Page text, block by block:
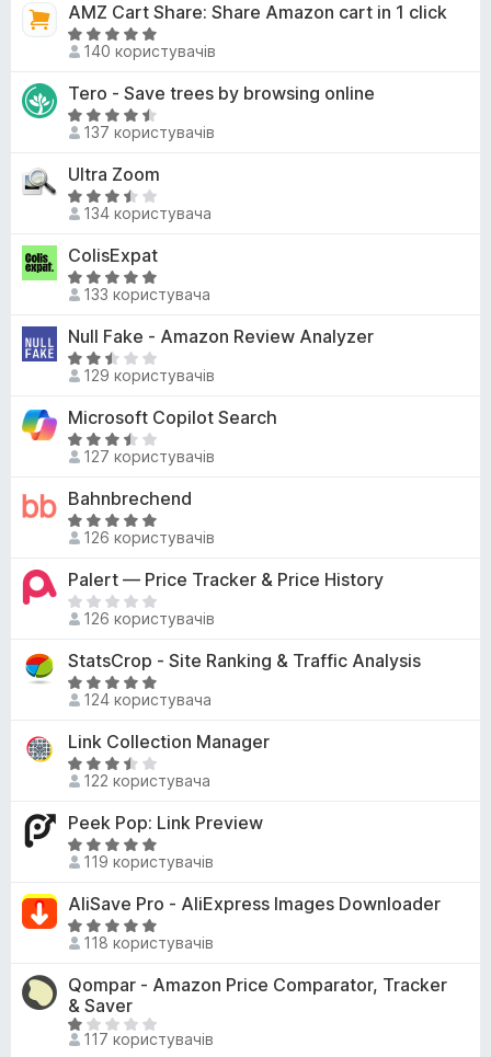
5
з
5
н
к
5
з
5
AMZ Cart Share: Share Amazon cart in 1 click
О
ц
і
н
к
5
з
5
140 користувачів
Tero - Save trees by browsing online
О
ц
і
н
к
4
,
4
5
137 користувачів
Ultra Zoom
О
ц
н
к
3
,
3
5
134 користувача
ColisExpat
О
ц
і
н
к
5
з
5
133 користувача
Null Fake - Amazon Review Analyzer
О
ц
і
н
к
2
,
5
5
129 користувачів
Microsoft Copilot Search
О
ц
і
н
к
3
,
7
5
127 користувачів
Bahnbrechend
О
ц
і
н
к
5
з
5
126 користувачів
Palert — Price Tracker & Price History
Щ
е
н
е
м
є
о
ц
н
о
126 користувачів
StatsCrop - Site Ranking & Traffic Analysis
О
ц
і
н
к
5
з
5
124 користувача
Link Collection Manager
О
ц
і
н
к
3
,
3
5
122 користувача
Peek Pop: Link Preview
О
ц
н
к
5
з
5
119 користувачів
AliSave Pro - AliExpress Images Downloader
О
ц
н
к
а
118 користувачів
Qompar - Amazon Price Comparator, Tracker
& Saver
О
ц
117 користувачів